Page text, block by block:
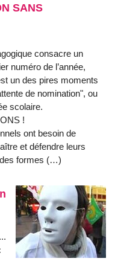
SANS
consacre un
numéro de l’année,
un des pires moments
de nomination", ou
scolaire.
!
ont besoin de
et défendre leurs
formes (…)